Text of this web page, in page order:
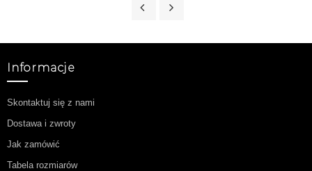
Informacje
Skontaktuj się z nami
Dostawa i zwroty
Jak zamówić
Tabela rozmiarów